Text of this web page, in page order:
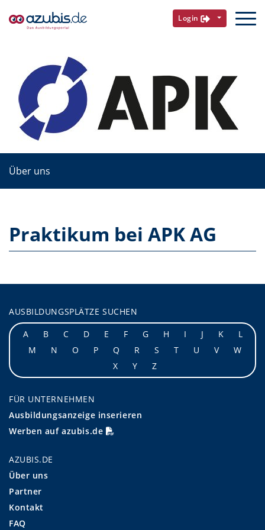
Login
Über uns
Praktikum bei APK AG
AUSBILDUNGSPLÄTZE SUCHEN
A
B C D E F G H I J K
L
M
N O P Q R S T U V
W
X
Y Z
FÜR UNTERNEHMEN
Ausbildungsanzeige inserieren
Werben auf azubis.de
AZUBIS.DE
Über uns
Partner
Kontakt
FAQ